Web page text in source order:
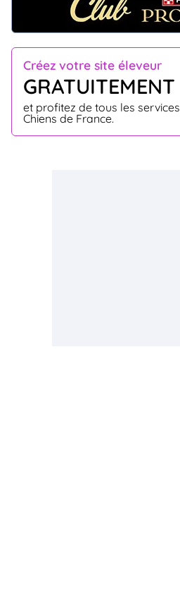
Créez votre site éleveur
GRATUITEMENT
et profitez de tous les services
Chiens de France.